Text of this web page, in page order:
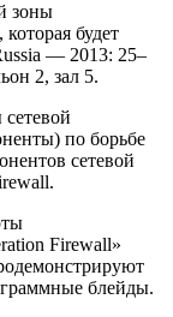
зоны
будет
— 2013: 25–
2, зал 5.
по борьбе
сетевой
Firewall»
блейды.